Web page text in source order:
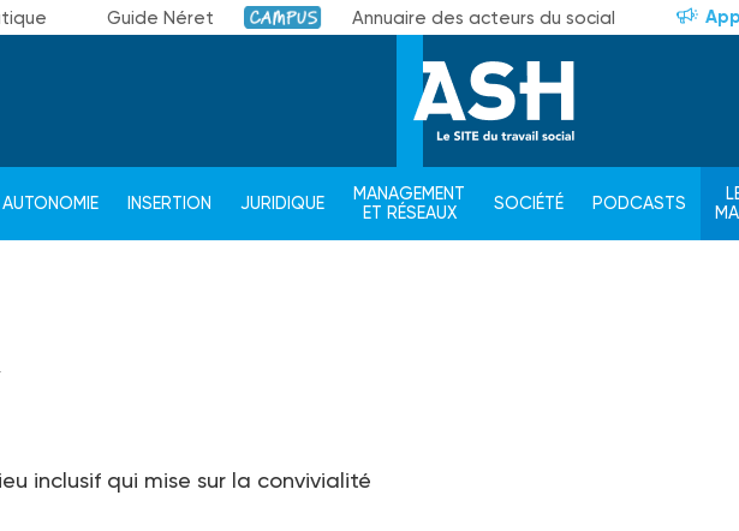
Guide Néret Campus Annuaire des acteurs du social
AUTONOMIE INSERTION JURIDIQUE
MANAGEMENT
ET RÉSEAUX
SOCIÉTÉ PODCASTS
inclusif qui mise sur la convivialité